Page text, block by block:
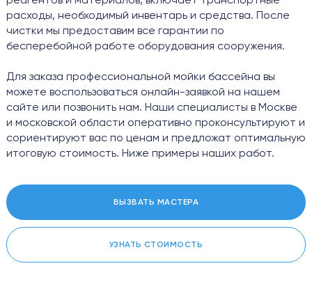
расходы, необходимый инвентарь и средства. После
чистки мы предоставим все гарантии по
бесперебойной работе оборудования сооружения.
Для заказа профессиональной мойки бассейна вы
можете воспользоваться онлайн-заявкой на нашем
сайте или позвонить нам. Наши специалисты в Москве
и московской области оперативно проконсультируют и
сориентируют вас по ценам и предложат оптимальную
итоговую стоимость. Ниже примеры наших работ.
ВЫЗВАТЬ МАСТЕРА
УЗНАТЬ СТОИМОСТЬ